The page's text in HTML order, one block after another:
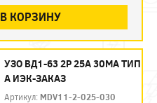
В КОРЗИНУ
УЗО ВД1-63 2Р 25А 30МА ТИП
А ИЭК-ЗАКАЗ
Артикул: MDV11-2-025-030